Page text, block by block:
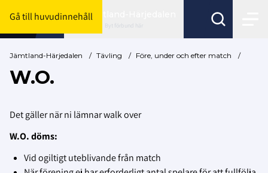
Gå till huvudinnehållJämtland-Härjedalen
Byt förbund här
Jämtland-Härjedalen / Tävling / Före, under och efter match /
W.O.
Det gäller när ni lämnar walk over
W.O. döms:
Vid ogiltigt uteblivande från match